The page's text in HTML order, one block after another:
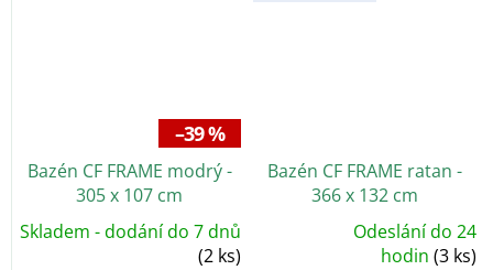
–39 %
Bazén CF FRAME modrý -
305 x 107 cm
Skladem - dodání do 7 dnů
(2 ks)
Bazén CF FRAME ratan -
366 x 132 cm
Odeslání do 24
hodin(3 ks)